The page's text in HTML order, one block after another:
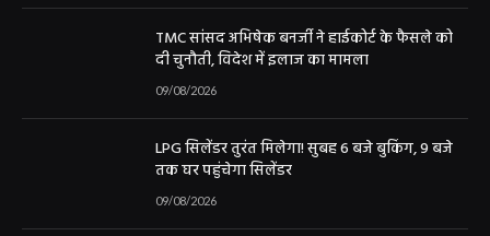
TMC सांसद अभिषेक बनर्जी ने हाईकोर्ट के फैसले को
दी चुनौती, विदेश में इलाज का मामला
09/08/2026
LPG सिलेंडर तुरंत मिलेगा! सुबह 6 बजे बुकिंग, 9 बजे
तक घर पहुंचेगा सिलेंडर
09/08/2026